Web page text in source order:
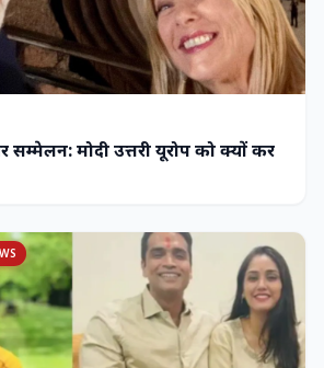
सम्मेलन: मोदी उत्तरी यूरोप को क्यों कर